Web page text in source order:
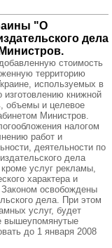
"О
дела
стоимость
территорию
используемых в
изготовлению книжной
объемы и целевое
Министров.
налогом
работ и
деятельности по
дела
услуг рекламы,
характера и
Законом освобождены
дела. При этом
услуг, будет
вышеупомянутые
до 1 января 2008